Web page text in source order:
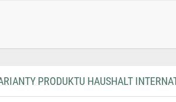
PRODUKTU HAUSHALT